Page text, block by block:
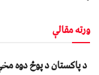
ورته مقالې
د پاکستان د پوځ دوه